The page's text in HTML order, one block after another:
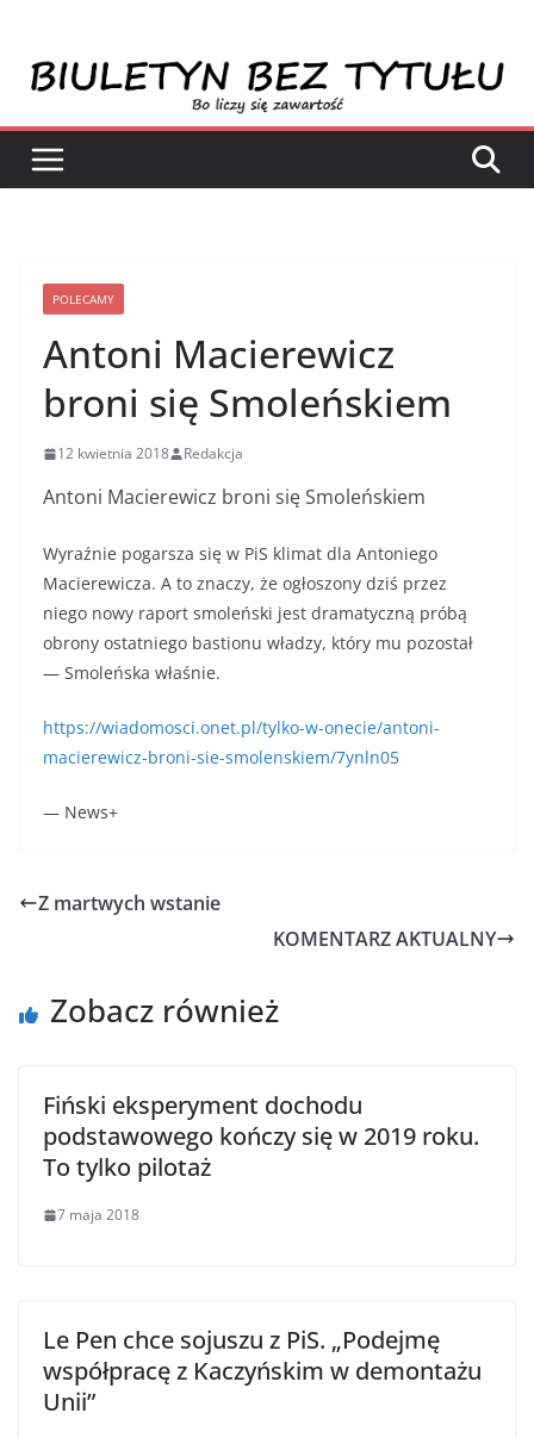
treści
POLECAMY
Antoni Macierewicz
broni się Smoleńskiem
12 kwietnia 2018 Redakcja
Antoni Macierewicz broni się Smoleńskiem
Wyraźnie pogarsza się w PiS klimat dla Antoniego
Macierewicza. A to znaczy, że ogłoszony dziś przez
niego nowy raport smoleński jest dramatyczną próbą
obrony ostatniego bastionu władzy, który mu pozostał
— Smoleńska właśnie.
https://wiadomosci.onet.pl/tylko-w-onecie/antoni-
macierewicz-broni-sie-smolenskiem/7ynln05
— News+
Z martwych wstanie
KOMENTARZ AKTUALNY
Zobacz również
Fiński eksperyment dochodu
podstawowego kończy się w 2019 roku.
To tylko pilotaż
7 maja 2018
Le Pen chce sojuszu z PiS. „Podejmę
współpracę z Kaczyńskim w demontażu
Unii”